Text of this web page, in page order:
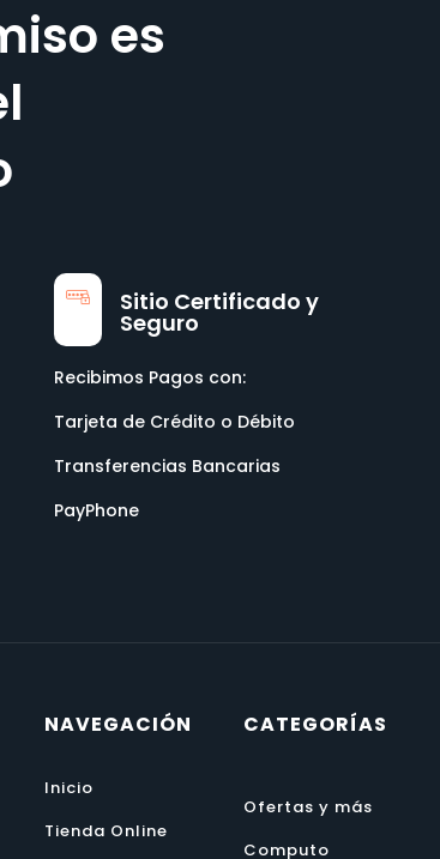
es
Sitio Certificado y
Seguro
Recibimos Pagos con:
Tarjeta de Crédito o Débito
Transferencias Bancarias
PayPhone
NAVEGACIÓN
Inicio
Tienda Online
CATEGORÍAS
Ofertas y más
Computo